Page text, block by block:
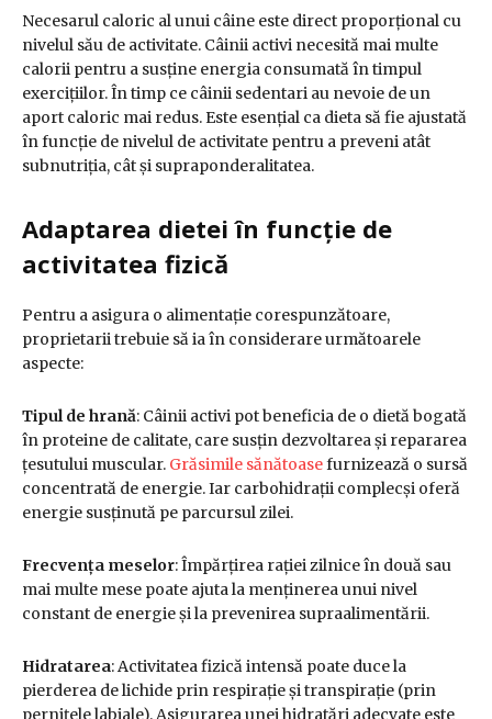
Necesarul caloric al unui câine este direct proporțional cu
nivelul său de activitate. Câinii activi necesită mai multe
calorii pentru a susține energia consumată în timpul
exercițiilor. În timp ce câinii sedentari au nevoie de un
aport caloric mai redus. Este esențial ca dieta să fie ajustată
în funcție de nivelul de activitate pentru a preveni atât
subnutriția, cât și supraponderalitatea.
Adaptarea dietei în funcție de
activitatea fizică
Pentru a asigura o alimentație corespunzătoare,
proprietarii trebuie să ia în considerare următoarele
aspecte:
Tipul de hrană: Câinii activi pot beneficia de o dietă bogată
în proteine de calitate, care susțin dezvoltarea și repararea
țesutului muscular. Grăsimile sănătoasefurnizează o sursă
concentrată de energie. Iar carbohidrații complecși oferă
energie susținută pe parcursul zilei.
Frecvența meselor:Împărțirea rației zilnice în două sau
mai multe mese poate ajuta la menținerea unui nivel
constant de energie și la prevenirea supraalimentării.
Hidratarea:Activitatea fizică intensă poate duce la
pierderea de lichide prin respirație și transpirație (prin
pernițele labiale). Asigurarea unei hidratări adecvate este